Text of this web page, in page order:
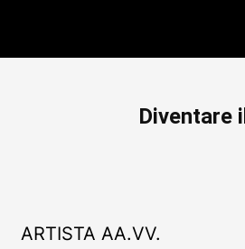
Diventare
ARTISTA AA.VV.